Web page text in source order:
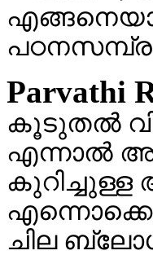
Parvathi
കൂടുതല്‍
എന്നാല്‍
കുറിച്ചുള്ള
ചില